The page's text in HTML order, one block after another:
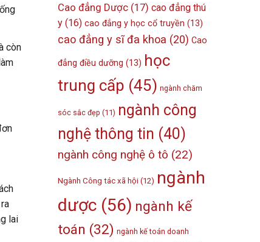
còn
lai
Cao đẳng Dược (17) cao đẳng thú
y (16) cao đẳng y học cổ truyền (13)
cao đẳng y sĩ đa khoa (20) Cao
đẳng điều dưỡng (13) học
trung cấp (45) ngành chăm
sóc sắc đẹp (11) ngành công
nghệ thông tin (40)
ngành công nghệ ô tô (22)
Ngành Công tác xã hội (12) ngành
dược (56) ngành kế
toán (32) ngành kế toán doanh